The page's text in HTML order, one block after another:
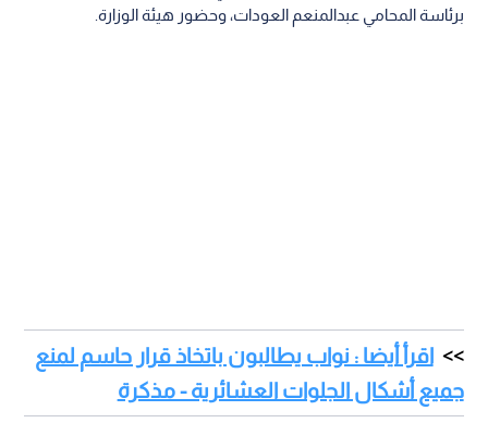
برئاسة المحامي عبدالمنعم العودات، وحضور هيئة الوزارة.
اقرأ أيضا : نواب يطالبون باتخاذ قرار حاسم لمنع
جميع أشكال الجلوات العشائرية - مذكرة